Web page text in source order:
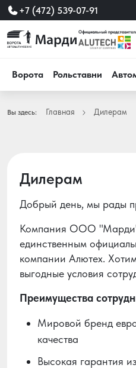
+7 (472) 539-07-91
Ворота Рольставни
Вы здесь: Главная Дилерам
Дилерам
Добрый день, мы рады
Компания ООО "Марди"
единственным
компании Алютех.
выгодные условия
Преимущества
Мировой бренд
качества
Высокая гарантия